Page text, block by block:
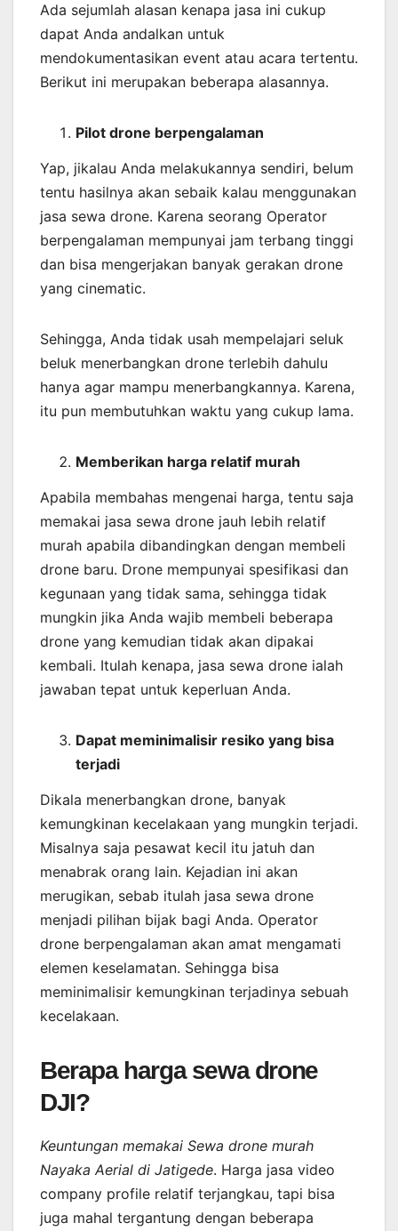
Ada sejumlah alasan kenapa jasa ini cukup
dapat Anda andalkan untuk
mendokumentasikan event atau acara tertentu.
Berikut ini merupakan beberapa alasannya.
Pilot drone berpengalaman
Yap, jikalau Anda melakukannya sendiri, belum
tentu hasilnya akan sebaik kalau menggunakan
jasa sewa drone. Karena seorang Operator
berpengalaman mempunyai jam terbang tinggi
dan bisa mengerjakan banyak gerakan drone
yang cinematic.
Sehingga, Anda tidak usah mempelajari seluk
beluk menerbangkan drone terlebih dahulu
hanya agar mampu menerbangkannya. Karena,
itu pun membutuhkan waktu yang cukup lama.
Memberikan harga relatif murah
Apabila membahas mengenai harga, tentu saja
memakai jasa sewa drone jauh lebih relatif
murah apabila dibandingkan dengan membeli
drone baru. Drone mempunyai spesifikasi dan
kegunaan yang tidak sama, sehingga tidak
mungkin jika Anda wajib membeli beberapa
drone yang kemudian tidak akan dipakai
kembali. Itulah kenapa, jasa sewa drone ialah
jawaban tepat untuk keperluan Anda.
Dapat meminimalisir resiko yang bisa
terjadi
Dikala menerbangkan drone, banyak
kemungkinan kecelakaan yang mungkin terjadi.
Misalnya saja pesawat kecil itu jatuh dan
menabrak orang lain. Kejadian ini akan
merugikan, sebab itulah jasa sewa drone
menjadi pilihan bijak bagi Anda. Operator
drone berpengalaman akan amat mengamati
elemen keselamatan. Sehingga bisa
meminimalisir kemungkinan terjadinya sebuah
kecelakaan.
Berapa harga sewa drone
DJI?
Keuntungan memakai Sewa drone murah
Nayaka Aerial di Jatigede. Harga jasa video
company profile relatif terjangkau, tapi bisa
juga mahal tergantung dengan beberapa